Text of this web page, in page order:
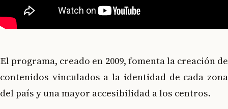
El programa, creado en 2009, fomenta la creación de
contenidos vinculados a la identidad de cada zona
del país y una mayor accesibilidad a los centros.